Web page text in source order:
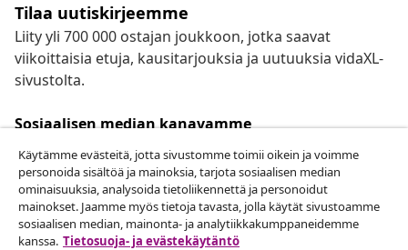
Tilaa uutiskirjeemme
Liity yli 700 000 ostajan joukkoon, jotka saavat
viikoittaisia etuja, kausitarjouksia ja uutuuksia vidaXL-
sivustolta.
Sosiaalisen median kanavamme
Peruuta tilaus
Lähetä tilauksen peruutuspyyntö.
Käytämme evästeitä, jotta sivustomme toimii oikein ja voimme
personoida sisältöä ja mainoksia, tarjota sosiaalisen median
ominaisuuksia, analysoida tietoliikennettä ja personoidut
mainokset. Jaamme myös tietoja tavasta, jolla käytät sivustoamme
sosiaalisen median, mainonta- ja analytiikkakumppaneidemme
kanssa. Tietosuoja- ja evästekäytäntö